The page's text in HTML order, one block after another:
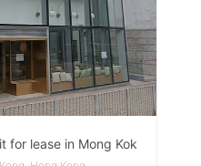
for lease in Mong Kok